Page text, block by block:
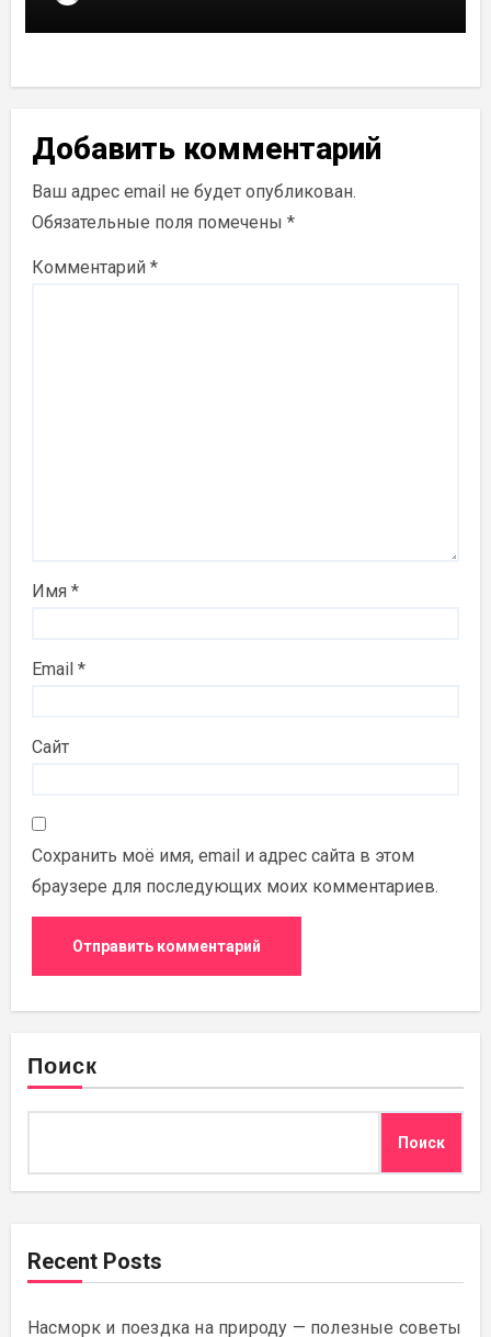
Добавить комментарий
Ваш адрес email не будет опубликован.
Обязательные поля помечены*
Комментарий*
Имя*
Email*
Сайт
Сохранить моё имя, email и адрес сайта в этом
браузере для последующих моих комментариев.
Поиск
Поиск
Recent Posts
Насморк и поездка на природу — полезные советы